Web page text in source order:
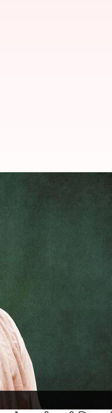
सफरनामा
का जाना-माना नाम
निधन के समय वह अपने
पत्नी और 2 बेटे छोड़
था। अदाकारी में तो
थे।